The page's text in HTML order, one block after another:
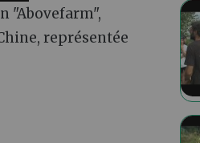
"Abovefarm",
représentée